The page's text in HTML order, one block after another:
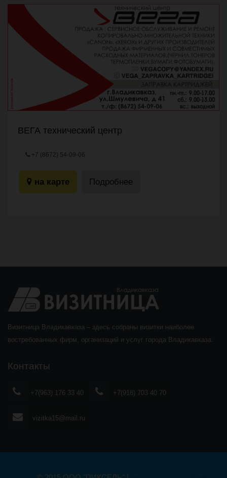
ВЕГА технический центр
+7 (8672) 54-09-06
на карте Подробнее
Визитница Владикавказа – здесь собраны визитки наиболее
востребованных фирм, организаций и услуг города Владикавказа.
Контакты
+7(963) 176 33 40 +7(918) 703 40 70
vizitka15@mail.ru